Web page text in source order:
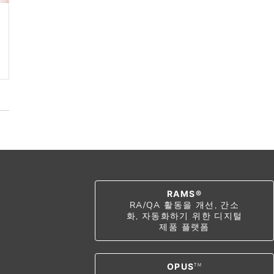
RAMS®
RA/QA 활동을 개선, 간소
화, 자동화하기 위한 디지털
제품 플랫폼
OPUSTM